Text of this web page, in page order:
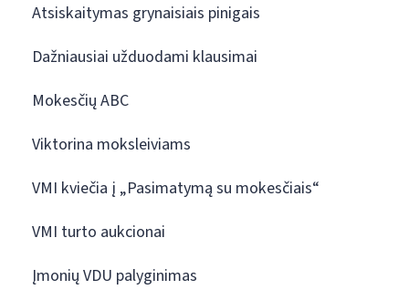
Atsiskaitymas grynaisiais pinigais
Dažniausiai užduodami klausimai
Mokesčių ABC
Viktorina moksleiviams
VMI kviečia į „Pasimatymą su mokesčiais“
VMI turto aukcionai
Įmonių VDU palyginimas